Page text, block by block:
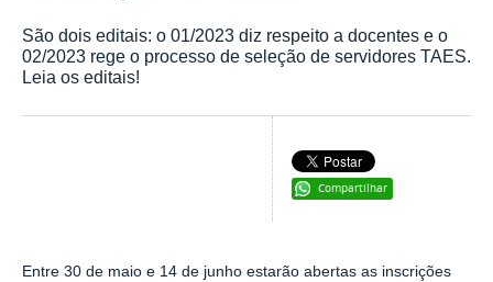
São dois editais: o 01/2023 diz respeito a docentes e o
02/2023 rege o processo de seleção de servidores TAES.
Leia os editais!
Compartilhar
Entre 30 de maio e 14 de junho estarão abertas as inscrições